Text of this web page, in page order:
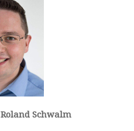
Roland Schwalm